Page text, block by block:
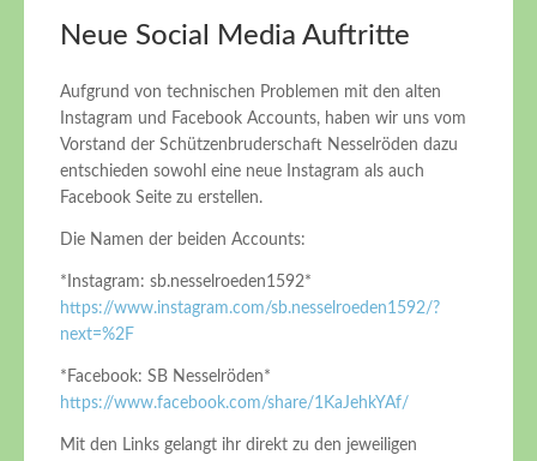
Neue Social Media Auftritte
Aufgrund von technischen Problemen mit den alten
Instagram und Facebook Accounts, haben wir uns vom
Vorstand der Schützenbruderschaft Nesselröden dazu
entschieden sowohl eine neue Instagram als auch
Facebook Seite zu erstellen.
Die Namen der beiden Accounts:
*Instagram: sb.nesselroeden1592*
https://www.instagram.com/sb.nesselroeden1592/?
next=%2F
*Facebook: SB Nesselröden*
https://www.facebook.com/share/1KaJehkYAf/
Mit den Links gelangt ihr direkt zu den jeweiligen